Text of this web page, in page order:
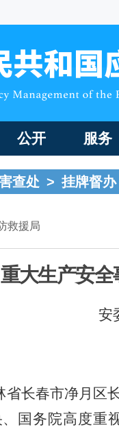
公开 服务
查处 > 挂牌督办
救援局
重大生产安
安
省长春市净月区
国务院高度重